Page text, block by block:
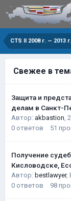
CTS II 2008 г. — 2013 г.
Свежее в
Защита и
делам в Санкт-
Автор: akbastion,
0 ответов 51
Получение
Кисловодске,
Автор: bestlawyer,
0 ответов 98